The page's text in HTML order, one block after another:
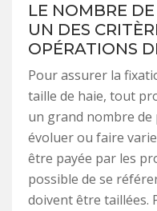
LE NOMBRE
UN DES
OPÉRATIONS
Pour assurer la
taille de haie, tout
un grand nombre
évoluer ou faire
être payée par les
possible de se
doivent être taillées.